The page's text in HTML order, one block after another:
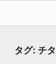
プ
タグ: チ